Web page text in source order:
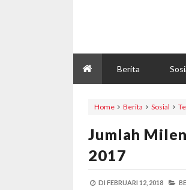
Berita
Home Berita Sosial
Jumlah
2017
DI FEBRUARI 12, 2018